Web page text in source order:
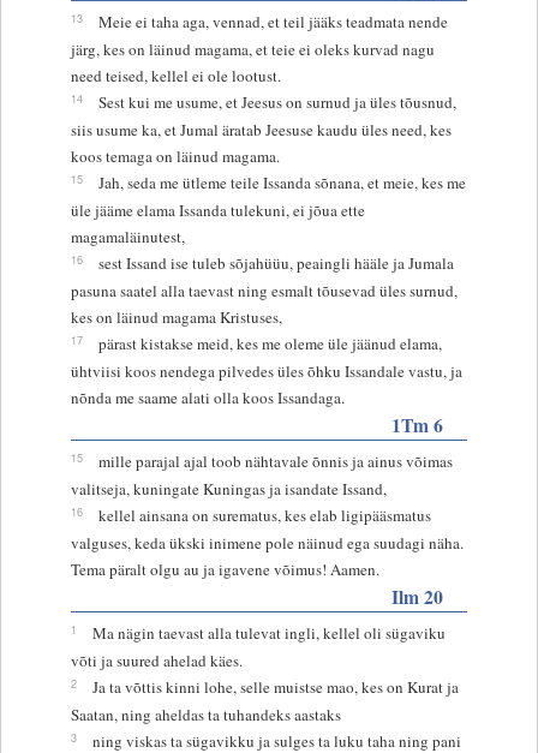
13
Meie ei taha aga, vennad, et teil jääks teadmata nende
järg, kes on läinud magama, et teie ei oleks kurvad nagu
need teised, kellel ei ole lootust.
14
Sest kui me usume, et Jeesus on surnud ja üles tõusnud,
siis usume ka, et Jumal äratab Jeesuse kaudu üles need, kes
koos temaga on läinud magama.
15
Jah, seda me ütleme teile Issanda sõnana, et meie, kes me
üle jääme elama Issanda tulekuni, ei jõua ette
magamaläinutest,
16
sest Issand ise tuleb sõjahüüu, peaingli hääle ja Jumala
pasuna saatel alla taevast ning esmalt tõusevad üles surnud,
kes on läinud magama Kristuses,
17
pärast kistakse meid, kes me oleme üle jäänud elama,
ühtviisi koos nendega pilvedes üles õhku Issandale vastu, ja
nõnda me saame alati olla koos Issandaga.
1Tm 6
15
mille parajal ajal toob nähtavale õnnis ja ainus võimas
valitseja, kuningate Kuningas ja isandate Issand,
16
kellel ainsana on surematus, kes elab ligipääsmatus
valguses, keda ükski inimene pole näinud ega suudagi näha.
Tema päralt olgu au ja igavene võimus! Aamen.
Ilm 20
1
Ma nägin taevast alla tulevat ingli, kellel oli sügaviku
võti ja suured ahelad käes.
2
Ja ta võttis kinni lohe, selle muistse mao, kes on Kurat ja
Saatan, ning aheldas ta tuhandeks aastaks
3
ning viskas ta sügavikku ja sulges ta luku taha ning pani